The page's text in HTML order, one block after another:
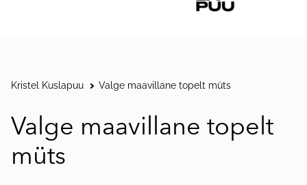
Kristel Kuslapuu Valge maavillane topelt müts
Valge maavillane topelt
müts